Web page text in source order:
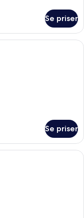
Se priser
sengetøj, dundyner,
Se priser